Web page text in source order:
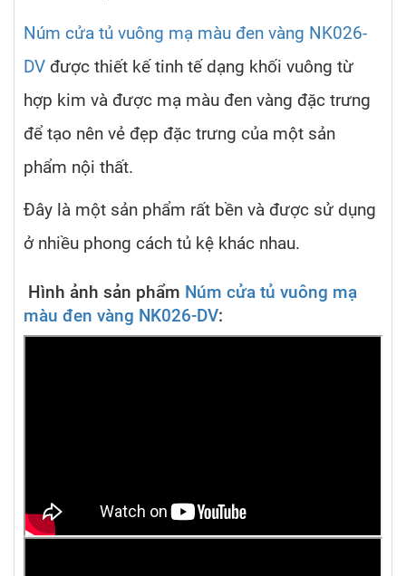
Núm cửa tủ vuông mạ màu đen vàng NK026-
DV được thiết kế tinh tế dạng khối vuông từ
hợp kim và được mạ màu đen vàng đặc trưng
để tạo nên vẻ đẹp đặc trưng của một sản
phẩm nội thất.
Đây là một sản phẩm rất bền và được sử dụng
ở nhiều phong cách tủ kệ khác nhau.
Hình ảnh sản phẩm Núm cửa tủ vuông mạ
màu đen vàng NK026-DV: